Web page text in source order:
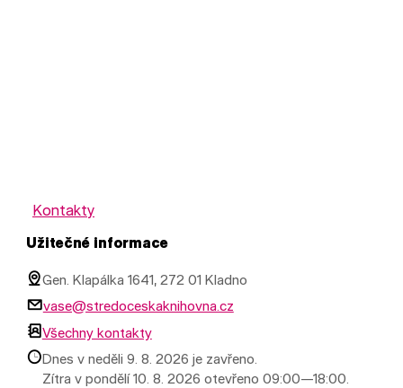
Kontakty
Užitečné informace
Gen. Klapálka 1641, 272 01 Kladno
vase@stredoceskaknihovna.cz
Všechny kontakty
Dnes v neděli 9. 8. 2026 je zavřeno.
Zítra v pondělí 10. 8. 2026 otevřeno 09:00—18:00.